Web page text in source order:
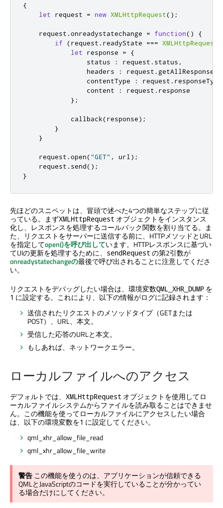
{
let request = new XMLHttpRequest();
    request
.onreadystatechange = function()
{
if
(request . readyState === XMLHttpRequest
let response =
{
                status
: request . status ,
                headers
: request .
                contentType
: request . responseType
                content
: request . response
};
            callback
(response);
}
}
    request
.open("GET" , url );
    request
. send();
}
先ほどのスニペットは、冒頭で述べた4つの簡単なステップに従
っている。まずXMLHttpRequest オブジェクトをインスタンス
化し、レスポンスを処理するコールバック関数を割り当てる。ま
た、リクエストをサーバーに送信する前に、HTTPメソッドとURL
を指定してopen()を呼び出しています。HTTPレスポンスに基づい
てUIの更新を処理するために、 sendRequest の第2引数が
onreadystatechangeの最後で呼び出されることに注意してくださ
い。
リクエストをデバッグしたい場合は、環境変数QML_XHR_DUMP を
1 に設定する。これにより、以下の情報がログに記録されます：
送信されたリクエストのメソッドタイプ（GETまたは
POST）、URL、本文。
受信した応答のURLと本文。
もしあれば、ネットワークエラー。
ローカルファイルへのアクセス
デフォルトでは、 XMLHttpRequest オブジェクトを使用してロ
ーカルファイルシステムからファイルを読み取ることはできませ
ん。この機能を使ってローカルファイルにアクセスしたい場合
は、以下の環境変数を1 に設定してください。
qml_xhr_allow_file_read
qml_xhr_allow_file_write
警告この機能を使うのは、アプリケーションが信頼できる
QMLとJavaScriptのコードを実行していることが分かってい
る場合だけにしてください。